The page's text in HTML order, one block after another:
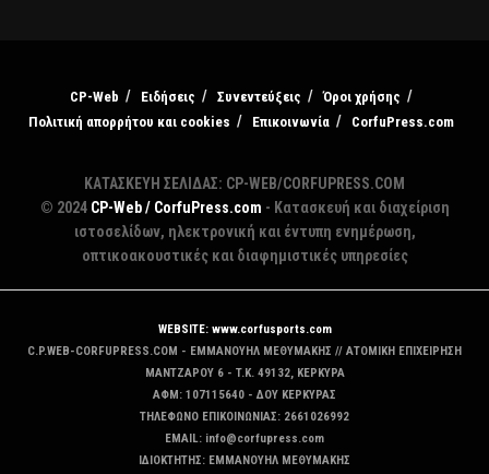
CP-Web Ειδήσεις Συνεντεύξεις
Όροι χρήσης
Πολιτική απορρήτου και cookies
Επικοινωνία CorfuPress.com
ΚΑΤΑΣΚΕΥΗ ΣΕΛΙΔΑΣ: CP-WEB/CORFUPRESS.COM
© 2024 CP-Web / CorfuPress.com - Κατασκευή και διαχείριση
ιστοσελίδων, ηλεκτρονική και έντυπη ενημέρωση,
οπτικοακουστικές και διαφημιστικές υπηρεσίες
WEBSITE: www.corfusports.com
C.P.WEB-CORFUPRESS.COM - ΕΜΜΑΝΟΥΗΛ ΜΕΘΥΜΑΚΗΣ // ΑΤΟΜΙΚΗ ΕΠΙΧΕΙΡΗΣΗ
MANTZAΡΟΥ 6 - T.K. 49132, ΚΕΡΚΥΡΑ
ΑΦΜ: 107115640 - ΔΟΥ ΚΕΡΚΥΡΑΣ
ΤΗΛΕΦΩΝΟ ΕΠΙΚΟΙΝΩΝΙΑΣ: 2661026992
EMAIL: info@corfupress.com
ΙΔΙΟΚΤΗΤΗΣ: EMMANOYΗΛ ΜΕΘΥΜΑΚΗΣ